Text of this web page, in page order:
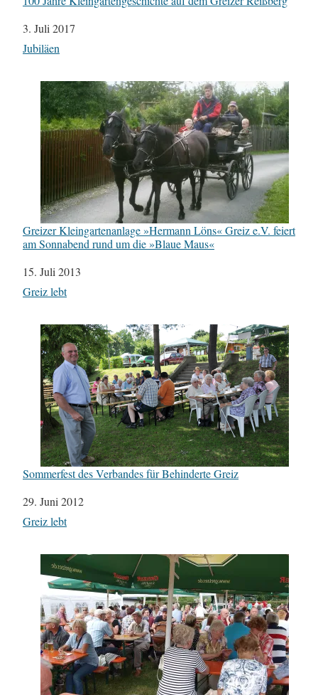
Datum
3. Juli 2017
In Bezug auf
Jubiläen
Greizer Kleingartenanlage »Hermann Löns« Greiz e.V. feiert
am Sonnabend rund um die »Blaue Maus«
Datum
15. Juli 2013
In Bezug auf
Greiz lebt
Sommerfest des Verbandes für Behinderte Greiz
Datum
29. Juni 2012
In Bezug auf
Greiz lebt